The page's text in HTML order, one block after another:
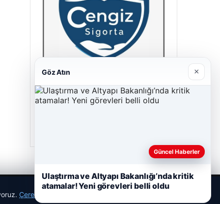
Cengiz Sigorta
Çerez Politikamız
Göz Atın ×
Güncel Haberler
Ulaştırma ve Altyapı Bakanlığı’nda kritik
atamalar! Yeni görevleri belli oldu